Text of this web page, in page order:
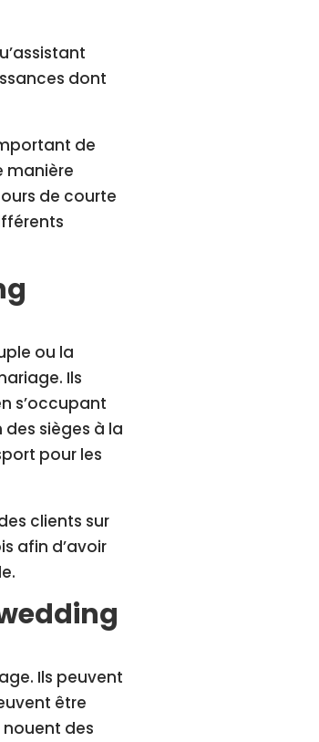
dont
de
manière
de courte
ou la
Ils
s’occupant
sièges à la
pour les
clients sur
afin d’avoir
Ils peuvent
être
des